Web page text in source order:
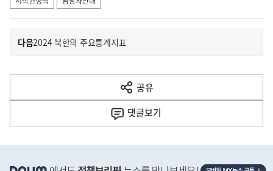
이
전
다
음
다음기
사
2024 북한의 주요통계지표
공유
열
기
댓글보기